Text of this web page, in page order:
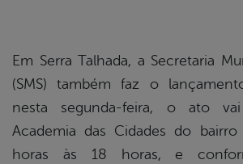
Em Serra Talhada, a Secretaria
(SMS) também faz o
nesta segunda-feira, o ato
Academia das Cidades do
horas às 18 horas, e